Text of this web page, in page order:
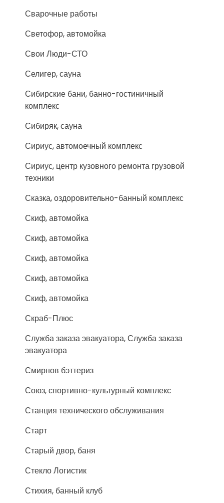
Сварочные работы
Светофор, автомойка
Свои Люди-СТО
Селигер, сауна
Сибирские бани, банно-гостиничный
комплекс
Сибиряк, сауна
Сириус, автомоечный комплекс
Сириус, центр кузовного ремонта грузовой
техники
Сказка, оздоровительно-банный комплекс
Скиф, автомойка
Скиф, автомойка
Скиф, автомойка
Скиф, автомойка
Скиф, автомойка
Скраб-Плюс
Служба заказа эвакуатора, Служба заказа
эвакуатора
Смирнов бэттериз
Союз, спортивно-культурный комплекс
Станция технического обслуживания
Старт
Старый двор, баня
Стекло Логистик
Стихия, банный клуб